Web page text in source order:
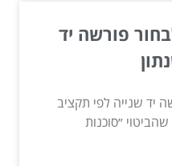
פורשה יד
יד שנייה לפי תקציב
״סוכנות